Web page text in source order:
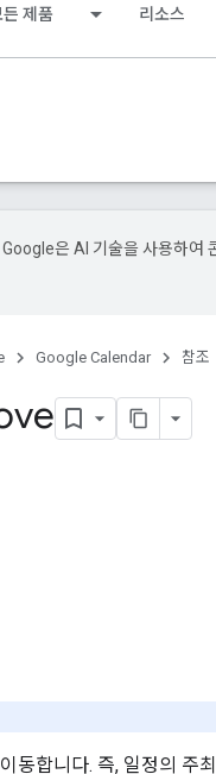
제품 리소스
Google은 AI 기술을 사용하여
Google Calendar 참조
동합니다. 즉, 일정의 주